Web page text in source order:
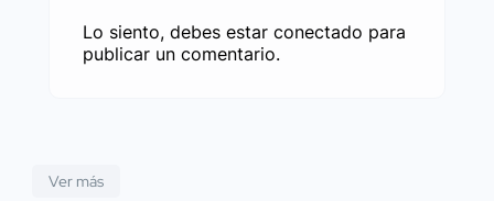
Lo siento, debes estar conectado para
publicar un comentario.
Ver más